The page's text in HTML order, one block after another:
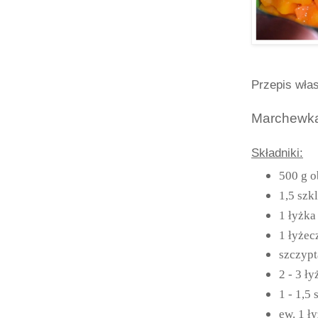
Przepis
Składniki:
500 g
1,5
1
1
2 - 3
1 - 1,5
ew. 1